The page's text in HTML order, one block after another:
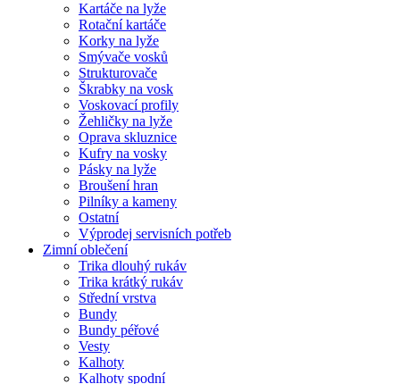
Kartáče na lyže
Rotační kartáče
Korky na lyže
Smývače vosků
Strukturovače
Škrabky na vosk
Voskovací profily
Žehličky na lyže
Oprava skluznice
Kufry na vosky
Pásky na lyže
Broušení hran
Pilníky a kameny
Ostatní
Výprodej servisních potřeb
Zimní oblečení
Trika dlouhý rukáv
Trika krátký rukáv
Střední vrstva
Bundy
Bundy péřové
Vesty
Kalhoty
Kalhoty spodní